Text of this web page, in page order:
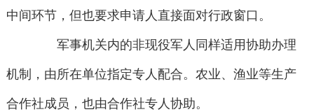
中间环节，但也要求申请人直接面对行政窗口。
军事机关内的非现役军人同样适用协助办理
机制，由所在单位指定专人配合。农业、渔业等生产
合作社成员，也由合作社专人协助。